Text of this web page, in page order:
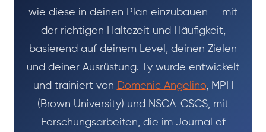
wie diese in deinen Plan einzubauen — mit
der richtigen Haltezeit und Häufigkeit,
basierend auf deinem Level, deinen Zielen
und deiner Ausrüstung. Ty wurde entwickelt
und trainiert von Domenic Angelino, MPH
(Brown University) und NSCA-CSCS, mit
Forschungsarbeiten, die im Journal of